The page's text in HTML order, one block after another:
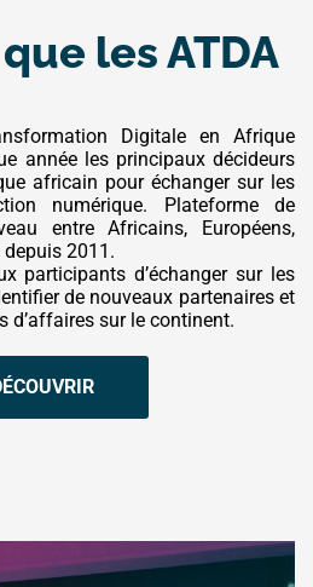
les ATDA
Digitale en Afrique
année les principaux décideurs
africain pour échanger sur les
numérique. Plateforme de
entre Africains, Européens,
2011.
participants d’échanger sur les
de nouveaux partenaires et
d’affaires sur le continent.